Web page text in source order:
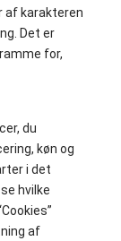
af karakteren
Det er
for,
du
køn og
i det
hvilke
af